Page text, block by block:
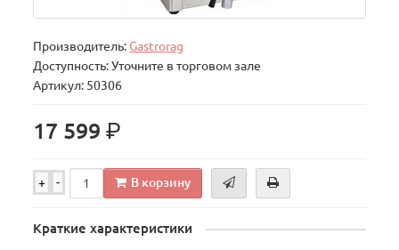
Производитель: Gastrorag
Доступность: Уточните в торговом зале
Артикул: 50306
17 599р.
+ - В корзину
Краткие характеристики